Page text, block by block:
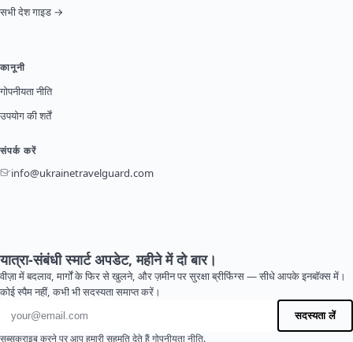
सभी देश गाइड →
कानूनी
गोपनीयता नीति
उपयोग की शर्तें
संपर्क करें
info@ukrainetravelguard.com
यात्रा-संबंधी स्मार्ट अपडेट, महीने में दो बार।
वीज़ा में बदलाव, मार्गों के फिर से खुलने, और ज़मीन पर सुरक्षा ब्रीफिंग्स — सीधे आपके इनबॉक्स में।
कोई स्पैम नहीं, कभी भी सदस्यता समाप्त करें।
ईमेल पता
सदस्यता लें
सब्सक्राइब करने पर आप हमारी सहमति देते हैं गोपनीयता नीति.